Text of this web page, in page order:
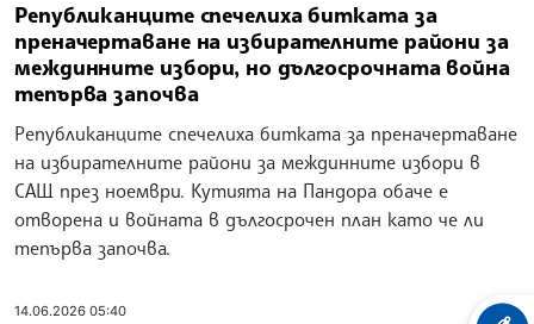
Републиканците спечелиха битката за
преначертаване на избирателните райони за
междинните избори, но дългосрочната война
тепърва започва
Републиканците спечелиха битката за преначертаване
на избирателните райони за междинните избори в
САЩ през ноември. Кутията на Пандора обаче е
отворена и войната в дългосрочен план като че ли
тепърва започва.
14.06.2026 05:40